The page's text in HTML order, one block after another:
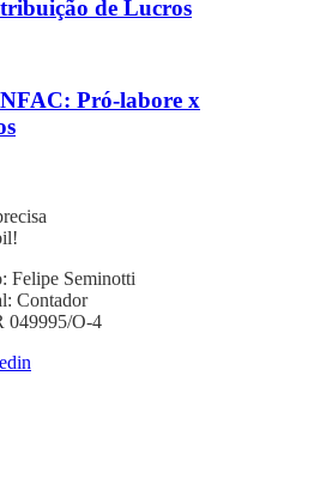
de Lucros
Pró-labore x
Felipe Seminotti
Contador
049995/O-4